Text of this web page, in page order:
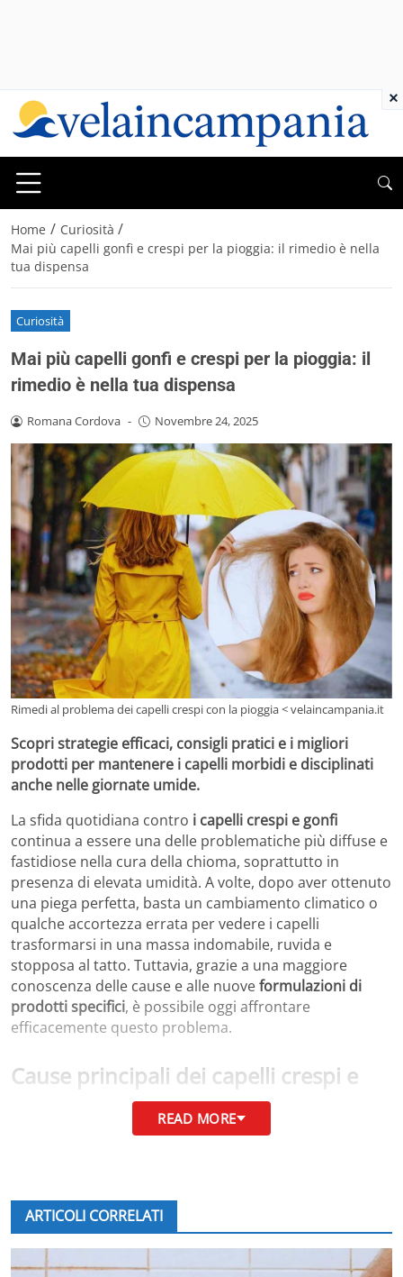
Home / Curiosità /
Mai più capelli gonfi e crespi per la pioggia: il rimedio è nella
tua dispensa
Curiosità
Mai più capelli gonfi e crespi per la pioggia: il
rimedio è nella tua dispensa
Romana Cordova - Novembre 24, 2025
Rimedi al problema dei capelli crespi con la pioggia < velaincampania.it
Scopri strategie efficaci, consigli pratici e i migliori
prodotti per mantenere i capelli morbidi e disciplinati
anche nelle giornate umide.
La sfida quotidiana contro i capelli crespi e gonfi
continua a essere una delle problematiche più diffuse e
fastidiose nella cura della chioma, soprattutto in
presenza di elevata umidità. A volte, dopo aver ottenuto
una piega perfetta, basta un cambiamento climatico o
qualche accortezza errata per vedere i capelli
trasformarsi in una massa indomabile, ruvida e
stopposa al tatto. Tuttavia, grazie a una maggiore
conoscenza delle cause e alle nuoveformulazioni di
prodotti specifici, è possibile oggi affrontare
efficacemente questo problema.
Cause principali dei capelli crespi e
La radice del fenomeno risiede principalmente nella
dell’umidità presente nell’aria. Questo meccanismo,
noto come “effetto swelling”, fa sì che la fibra capillare si
gonfi, diventando elettrica, opaca e difficile da domare.
Tra le cause più frequenti, si trovano:
READ MORE
ARTICOLI CORRELATI
×